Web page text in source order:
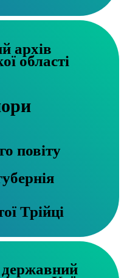
архів
області
повіту
Трійці